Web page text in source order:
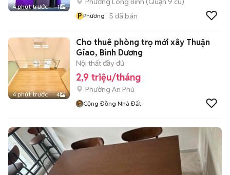
4 phút trước 1
P Phương 5 đã bán
4 phút trước 4
Cho thuê phòng trọ mới xây Thuận
Giao, Bình Dương
Nội thất đầy đủ
2,9 triệu/tháng
Phường An Phú
Cộng Đồng Nhà Đất